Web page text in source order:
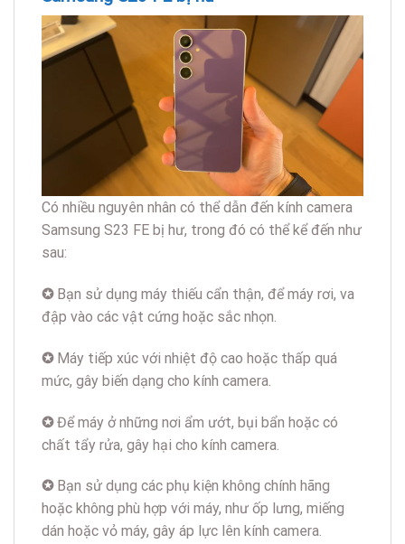
Có nhiều nguyên nhân có thể dẫn đến kính camera
Samsung S23 FE bị hư, trong đó có thể kể đến như
sau:
✪ Bạn sử dụng máy thiếu cẩn thận, để máy rơi, va
đập vào các vật cứng hoặc sắc nhọn.
✪Máy tiếp xúc với nhiệt độ cao hoặc thấp quá
mức, gây biến dạng cho kính camera.
✪Để máy ở những nơi ẩm ướt, bụi bẩn hoặc có
chất tẩy rửa, gây hại cho kính camera.
✪ Bạn sử dụng các phụ kiện không chính hãng
hoặc không phù hợp với máy, như ốp lưng, miếng
dán hoặc vỏ máy, gây áp lực lên kính camera.